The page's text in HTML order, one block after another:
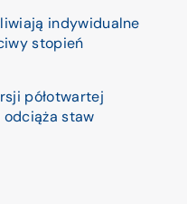
indywidualne
stopień
półotwartej
staw